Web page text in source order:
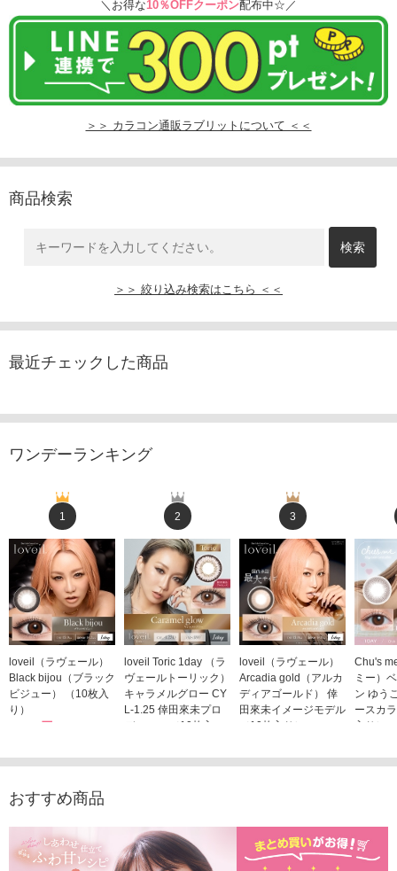
＼お得な10％OFFクーポン配布中☆／
＞＞ カラコン通販ラブリットについて ＜＜
商品検索
＞＞ 絞り込み検索はこちら ＜＜
最近チェックした商品
ワンデーランキング
1
loveil（ラヴェール）
Black bijou（ブラック
ビジュー） （10枚入
り）
1,760円
2
loveil Toric 1day （ラ
ヴェールトーリック）
キャラメルグロー CY
L-1.25 倖田來未プロ
デュース （10枚入
1,760円(税込)
3
loveil（ラヴェール）
Arcadia gold（アルカ
ディアゴールド） 倖
田來未イメージモデル
（10枚入り）
Chu's
ミー）
ン ゆう
ースカ
入り）
おすすめ商品